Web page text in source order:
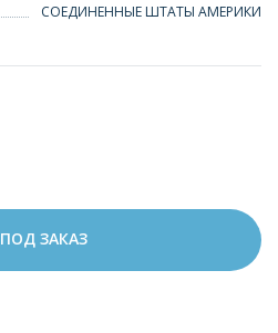
СОЕДИНЕННЫЕ ШТАТЫ АМЕРИКИ
ПОД ЗАКАЗ